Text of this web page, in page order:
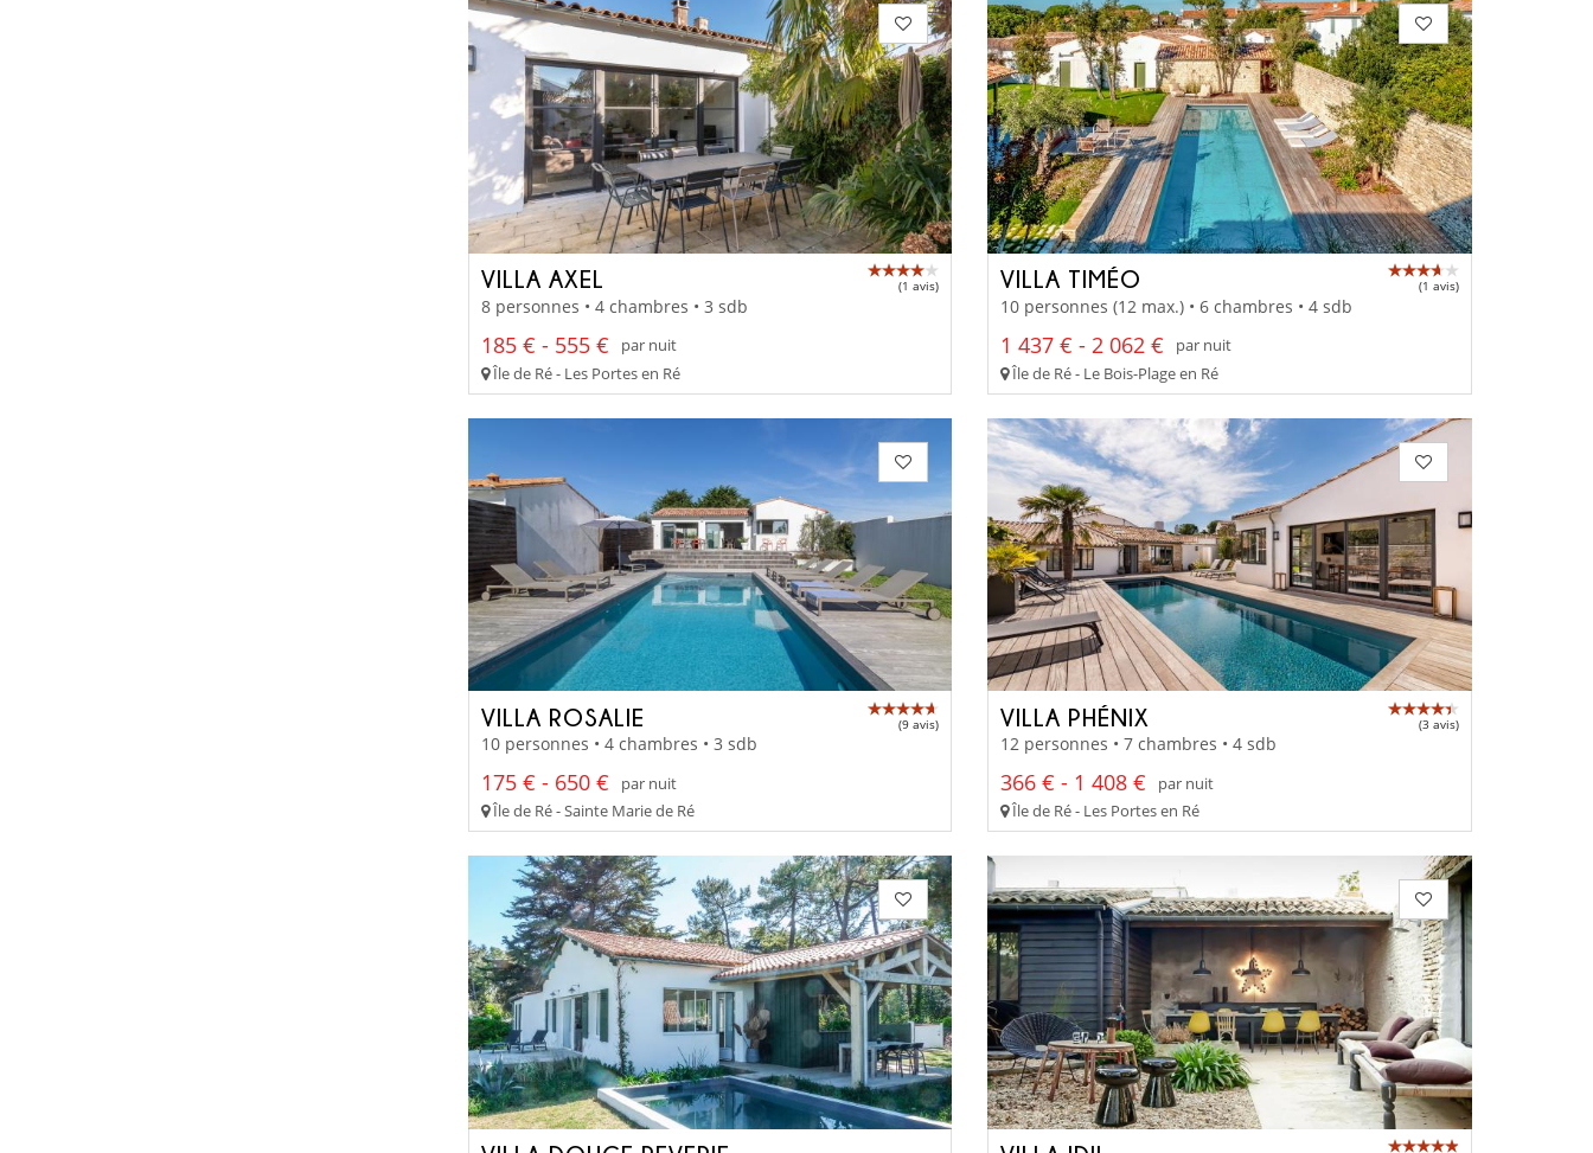
VILLA AXEL (1 avis)
8 personnes • 4 chambres • 3 sdb
185 € - 555 €
par nuit
Île de Ré - Les Portes en Ré
VILLA TIMÉO (1 avis)
10 personnes (12 max.) • 6 chambres • 4 sdb
1 437 € - 2 062 €
par nuit
Île de Ré - Le Bois-Plage en Ré
VILLA ROSALIE (9 avis)
10 personnes • 4 chambres • 3 sdb
175 € - 650 €
par nuit
Île de Ré - Sainte Marie de Ré
VILLA PHÉNIX (3 avis)
12 personnes • 7 chambres • 4 sdb
366 € - 1 408 €
par nuit
Île de Ré - Les Portes en Ré